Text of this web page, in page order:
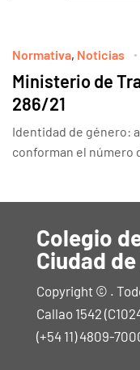
Normativa, Noticias
Ministerio de
286/21
Identidad de género:
conforman el número
Colegio
Ciudad
Copyright © .
Callao 1542
(+54 11) 4809-